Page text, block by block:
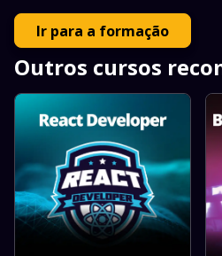
Ir para a formação
Outros cursos